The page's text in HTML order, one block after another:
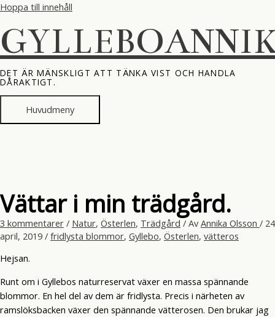
Hoppa till innehåll
DET ÄR MÄNSKLIGT ATT TÄNKA VIST OCH HANDLA
DÅRAKTIGT.
Huvudmeny
Vättar i min trädgård.
3 kommentarer / Natur, Österlen, Trädgård / Av Annika Olsson / 24
april, 2019 / fridlysta blommor, Gyllebo, Österlen, vätteros
Hejsan.
Runt om i Gyllebos naturreservat växer en massa spännande
blommor. En hel del av dem är fridlysta. Precis i närheten av
ramslöksbacken växer den spännande vätterosen. Den brukar jag